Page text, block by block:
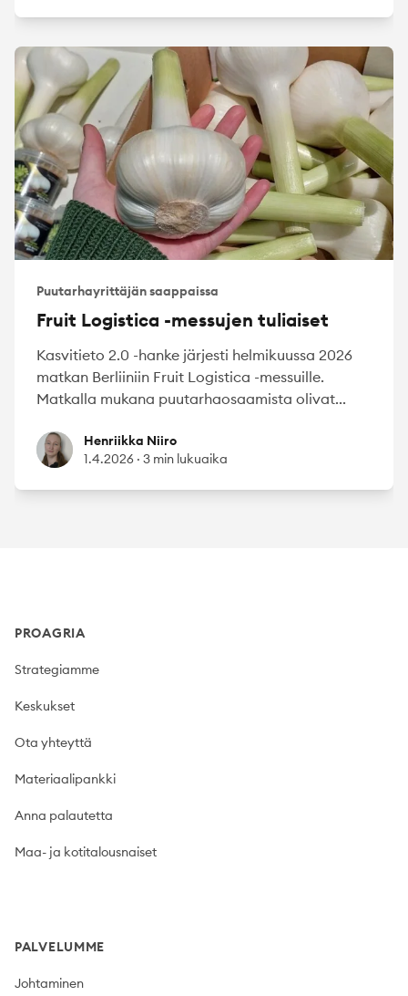
Puutarhayrittäjän saappaissa
Fruit Logistica -messujen tuliaiset
Kasvitieto 2.0 -hanke järjesti helmikuussa 2026
matkan Berliiniin Fruit Logistica -messuille.
Matkalla mukana puutarhaosaamista olivat...
Henriikka Niiro
Henriikka Niiro
1.4.2026 · 3 min lukuaika
PROAGRIA
Strategiamme
Keskukset
Ota yhteyttä
Materiaalipankki
Anna palautetta
Maa- ja kotitalousnaiset
PALVELUMME
Johtaminen